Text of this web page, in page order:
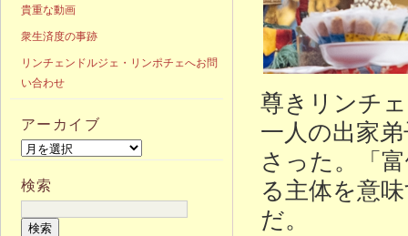
尊きリンチ
一人の出家
さった。「
る主体を意
だ。
貴重な動画
衆生済度の事跡
リンチェンドルジェ・リンポチェへお問
い合わせ
アーカイブ
検索